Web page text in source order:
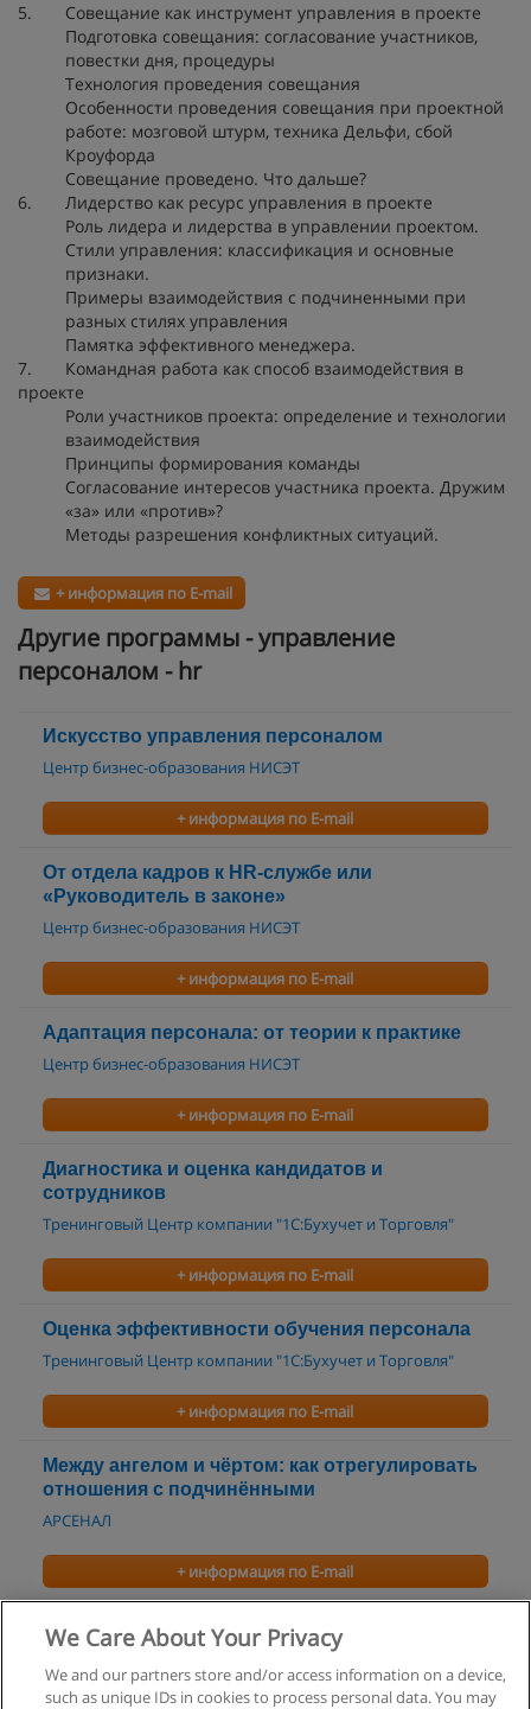
5. Совещание как инструмент управления в проекте
Подготовка совещания: согласование участников,
повестки дня, процедуры
Технология проведения совещания
Особенности проведения совещания при проектной
работе: мозговой штурм, техника Дельфи, сбой
Кроуфорда
Совещание проведено. Что дальше?
6. Лидерство как ресурс управления в проекте
Роль лидера и лидерства в управлении проектом.
Стили управления: классификация и основные
признаки.
Примеры взаимодействия с подчиненными при
разных стилях управления
Памятка эффективного менеджера.
7. Командная работа как способ взаимодействия в
проекте
Роли участников проекта: определение и технологии
взаимодействия
Принципы формирования команды
Согласование интересов участника проекта. Дружим
«за» или «против»?
Методы разрешения конфликтных ситуаций.
+ информация по E-mail
Другие программы - управление
персоналом - hr
Искусство управления персоналом
Центр бизнес-образования НИСЭТ
+ информация по E-mail
От отдела кадров к HR-службе или
«Руководитель в законе»
Центр бизнес-образования НИСЭТ
+ информация по E-mail
Адаптация персонала: от теории к практике
Центр бизнес-образования НИСЭТ
+ информация по E-mail
Диагностика и оценка кандидатов и
сотрудников
Тренинговый Центр компании "1С:Бухучет и Торговля"
+ информация по E-mail
Оценка эффективности обучения персонала
Тренинговый Центр компании "1С:Бухучет и Торговля"
+ информация по E-mail
Между ангелом и чёртом: как отрегулировать
отношения с подчинёнными
АРСЕНАЛ
+ информация по E-mail
Управление талантами. Талант менеджмент
Центр делового развития "Профи-Карьера"
We Care About Your Privacy
We and our partners store and/or access information on a device,
such as unique IDs in cookies to process personal data. You may